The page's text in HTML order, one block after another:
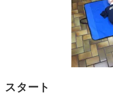
スタート